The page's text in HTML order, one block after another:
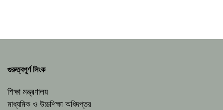
গুরুত্বপূর্ণ লিংক
শিক্ষা মন্ত্রণালয়
মাধ্যমিক ও উচ্চশিক্ষা অধিদপ্তর